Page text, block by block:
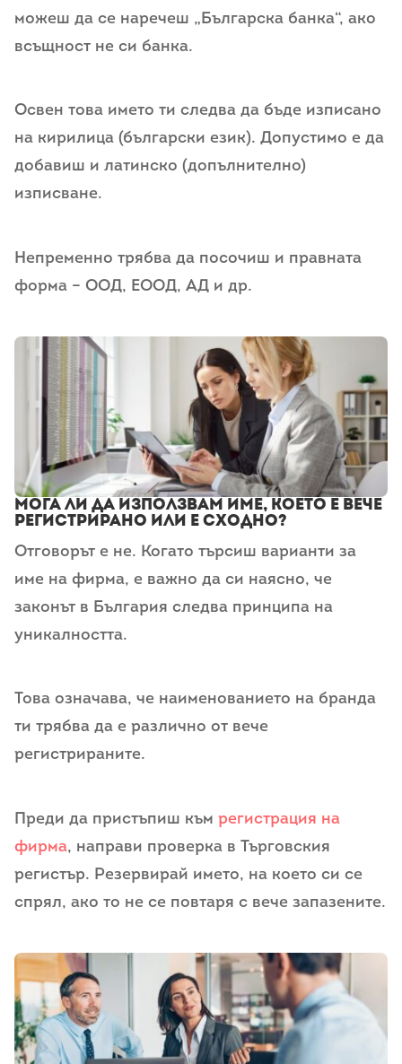
можеш да се наречеш „Българска банка“, ако
всъщност не си банка.
Освен това името ти следва да бъде изписано
на кирилица (български език). Допустимо е да
добавиш и латинско (допълнително)
изписване.
Непременно трябва да посочиш и правната
форма – ООД, ЕООД, АД и др.
Мога ли да използвам име, което е вече
регистрирано или е сходно?
Отговорът е не. Когато търсиш варианти за
име на фирма, е важно да си наясно, че
законът в България следва принципа на
уникалността.
Това означава, че наименованието на бранда
ти трябва да е различно от вече
регистрираните.
Преди да пристъпиш към регистрация на
фирма, направи проверка в Търговския
регистър. Резервирай името, на което си се
спрял, ако то не се повтаря с вече запазените.